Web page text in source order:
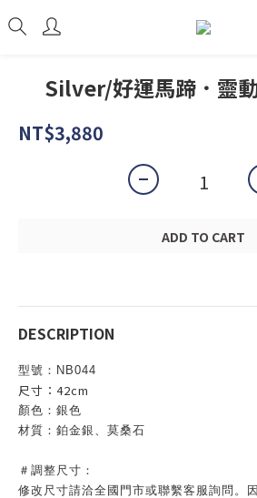
Silver/好運馬蹄．靈
NT$3,880
ADD TO CART
DESCRIPTION
型號：NB044
尺寸：42cm
顏色：銀色
材質：鉑金銀、莫桑石
＃調整尺寸：
修改尺寸請洽全國 門市或聯繫客服詢問。因